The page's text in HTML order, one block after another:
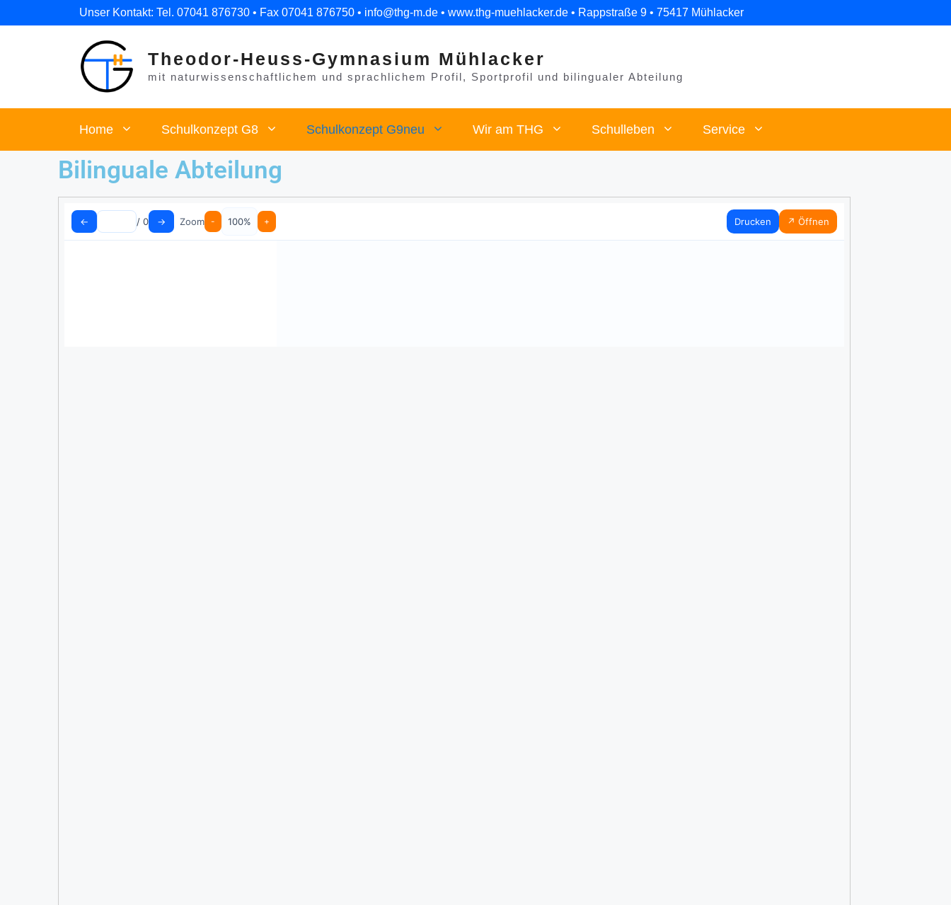
Unser Kontakt: Tel. 07041 876730 • Fax 07041 876750 • info@thg-m.de • www.thg-muehlacker.de • Rappstraße 9 • 75417 Mühlacker
Theodor-Heuss-Gymnasium Mühlacker
mit naturwissenschaftlichem und sprachlichem Profil, Sportprofil und bilingualer Abteilung
Home Schulkonzept G8 Schulkonzept G9neu Wir am THG Schulleben Service
Bilinguale Abteilung